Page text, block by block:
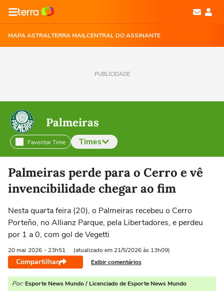
MAPA ASTRALTERRA MAILCENTRAL DO ASSINANTE
PUBLICIDADE
Palmeiras
Favoritar Time Times
Selecione o time para ver as notícias
Palmeiras perde para o Cerro e vê
invencibilidade chegar ao fim
Nesta quarta feira (20), o Palmeiras recebeu o Cerro
Porteño, no Allianz Parque, pela Libertadores, e perdeu
por 1 a 0, com gol de Vegetti
20 mai 2026 - 23h51 (atualizado em 21/5/2026 às 13h09)
Compartilhar Exibir comentários
Por: Esporte News Mundo / Licenciado de Esporte News Mundo